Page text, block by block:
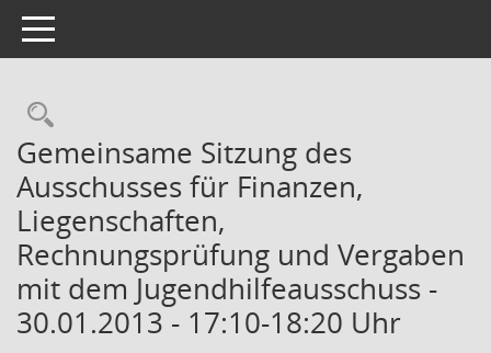
Toggle navigation
Rechercheauswahl
Gemeinsame Sitzung des
Ausschusses für Finanzen,
Liegenschaften,
Rechnungsprüfung und Vergaben
mit dem Jugendhilfeausschuss -
30.01.2013 - 17:10-18:20 Uhr